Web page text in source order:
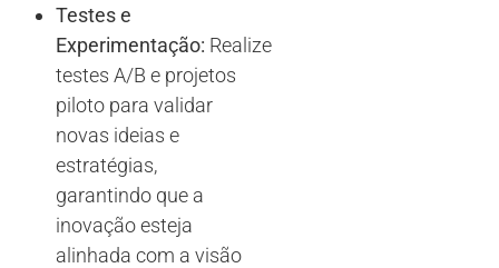
Testes e
Experimentação: Realize
testes A/B e projetos
piloto para validar
novas ideias e
estratégias,
garantindo que a
inovação esteja
alinhada com a visão